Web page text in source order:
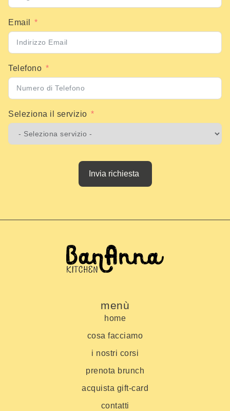
Email
Telefono
Seleziona il servizio
Invia richiesta
menù
home
cosa facciamo
i nostri corsi
prenota brunch
acquista gift-card
contatti